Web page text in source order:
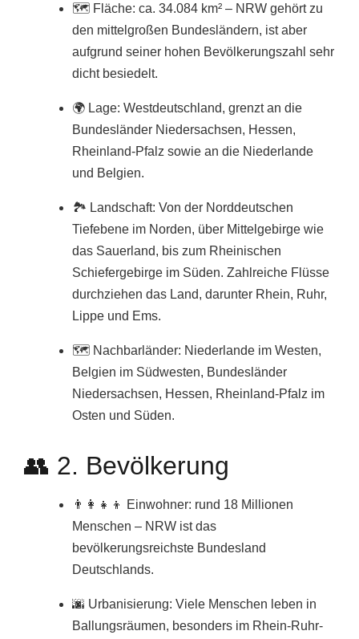
🗺️ Fläche: ca. 34.084 km² – NRW gehört zu
den mittelgroßen Bundesländern, ist aber
aufgrund seiner hohen Bevölkerungszahl sehr
dicht besiedelt.
🌍 Lage: Westdeutschland, grenzt an die
Bundesländer Niedersachsen, Hessen,
Rheinland-Pfalz sowie an die Niederlande
und Belgien.
🏞️ Landschaft: Von der Norddeutschen
Tiefebene im Norden, über Mittelgebirge wie
das Sauerland, bis zum Rheinischen
Schiefergebirge im Süden. Zahlreiche Flüsse
durchziehen das Land, darunter Rhein, Ruhr,
Lippe und Ems.
🗺️ Nachbarländer: Niederlande im Westen,
Belgien im Südwesten, Bundesländer
Niedersachsen, Hessen, Rheinland-Pfalz im
Osten und Süden.
👥 2. Bevölkerung
👨‍👩‍👧‍👦 Einwohner: rund 18 Millionen
Menschen – NRW ist das
bevölkerungsreichste Bundesland
Deutschlands.
🌆 Urbanisierung: Viele Menschen leben in
Ballungsräumen, besonders im Rhein-Ruhr-